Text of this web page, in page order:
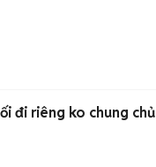
đi riêng ko chung chủ